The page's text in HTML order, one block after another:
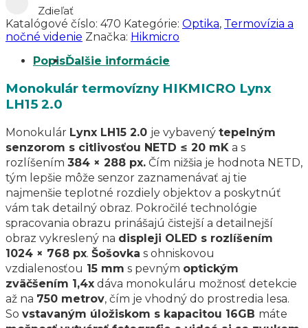
Zdieľať
Katalógové číslo: 470 Kategórie: Optika, Termovízia a
nočné videnie Značka: Hikmicro
PopisĎalšie informácie
Monokulár termovízny HIKMICRO Lynx
LH15 2.0
Monokulár Lynx LH15 2.0 je vybavený tepelným
senzorom s citlivosťou NETD ≤ 20 mK a s
rozlíšením 384 × 288 px. Čím nižšia je hodnota NETD,
tým lepšie môže senzor zaznamenávať aj tie
najmenšie teplotné rozdiely objektov a poskytnúť
vám tak detailný obraz. Pokročilé technológie
spracovania obrazu prinášajú čistejší a detailnejší
obraz vykreslený na displeji OLED s rozlíšením
1024 × 768 px. Šošovka s ohniskovou
vzdialenosťou 15 mm s pevným optickým
zväčšením 1,4x dáva monokuláru možnosť detekcie
až na 750 metrov, čím je vhodný do prostredia lesa.
So vstavaným úložiskom s kapacitou 16GB máte